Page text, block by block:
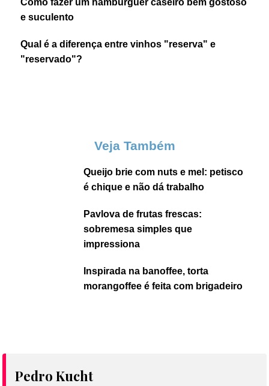
Como fazer um hambúrguer caseiro bem gostoso
e suculento
Qual é a diferença entre vinhos "reserva" e
"reservado"?
Veja Também
Queijo brie com nuts e mel: petisco
é chique e não dá trabalho
Pavlova de frutas frescas:
sobremesa simples que
impressiona
Inspirada na banoffee, torta
morangoffee é feita com brigadeiro
Pedro Kucht